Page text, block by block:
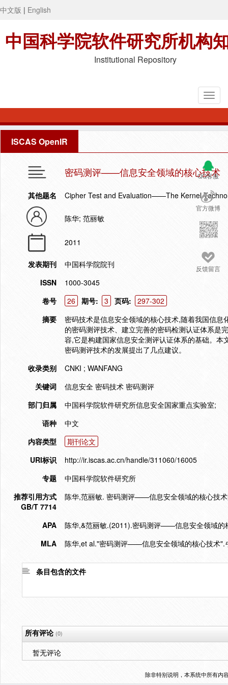
中文版 | English
中国科学院软件研究所机构
Institutional Repository
ISCAS OpenIR
QQ客服
官方微博
反馈留言
密码测评——信息安全领域的核心技术
其他题名 Cipher Test and Evaluation——The Kernel
陈华; 范丽敏
2011
发表期刊
中国科学院院刊
ISSN
1000-3045
卷号
26 期号: 3 页码:
297-302
摘要
密码技术是信息安全领域的核心技术,随着我国信
的密码测评技术、建立完善的密码检测认证体系是
容,它是构建国家信息安全测评认证体系的基础。
密码测评技术的发展提出了几点建议。
收录类别
CNKI ; WANFANG
关键词
信息安全 密码技术 密码测评
部门归属
中国科学院软件研究所信息安全国家重点实验室;
语种
中文
内容类型
期刊论文
URI标识
http://ir.iscas.ac.cn/handle/311060/16005
专题
中国科学院软件研究所
推荐引用方式
GB/T 7714
陈华,范丽敏. 密码测评——信息安全领域的核心技
APA
陈华,&范丽敏.(2011).密码测评——信息安全领域的
MLA
陈华,et al."密码测评——信息安全领域的核心技术".
条目包含的文件
所有评论(0)
暂无评论
除非特别说明，本系统中所有内